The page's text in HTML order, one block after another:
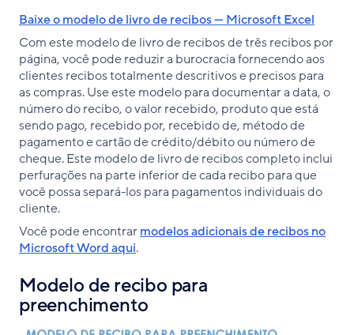
Baixe o modelo de livro de recibos — Microsoft Excel
Com este modelo de livro de recibos de três recibos por
página, você pode reduzir a burocracia fornecendo aos
clientes recibos totalmente descritivos e precisos para
as compras. Use este modelo para documentar a data, o
número do recibo, o valor recebido, produto que está
sendo pago, recebido por, recebido de, método de
pagamento e cartão de crédito/débito ou número de
cheque. Este modelo de livro de recibos completo inclui
perfurações na parte inferior de cada recibo para que
você possa separá-los para pagamentos individuais do
cliente.
Você pode encontrarmodelos adicionais de recibos no
Microsoft Word aqui.
Modelo de recibo para
preenchimento